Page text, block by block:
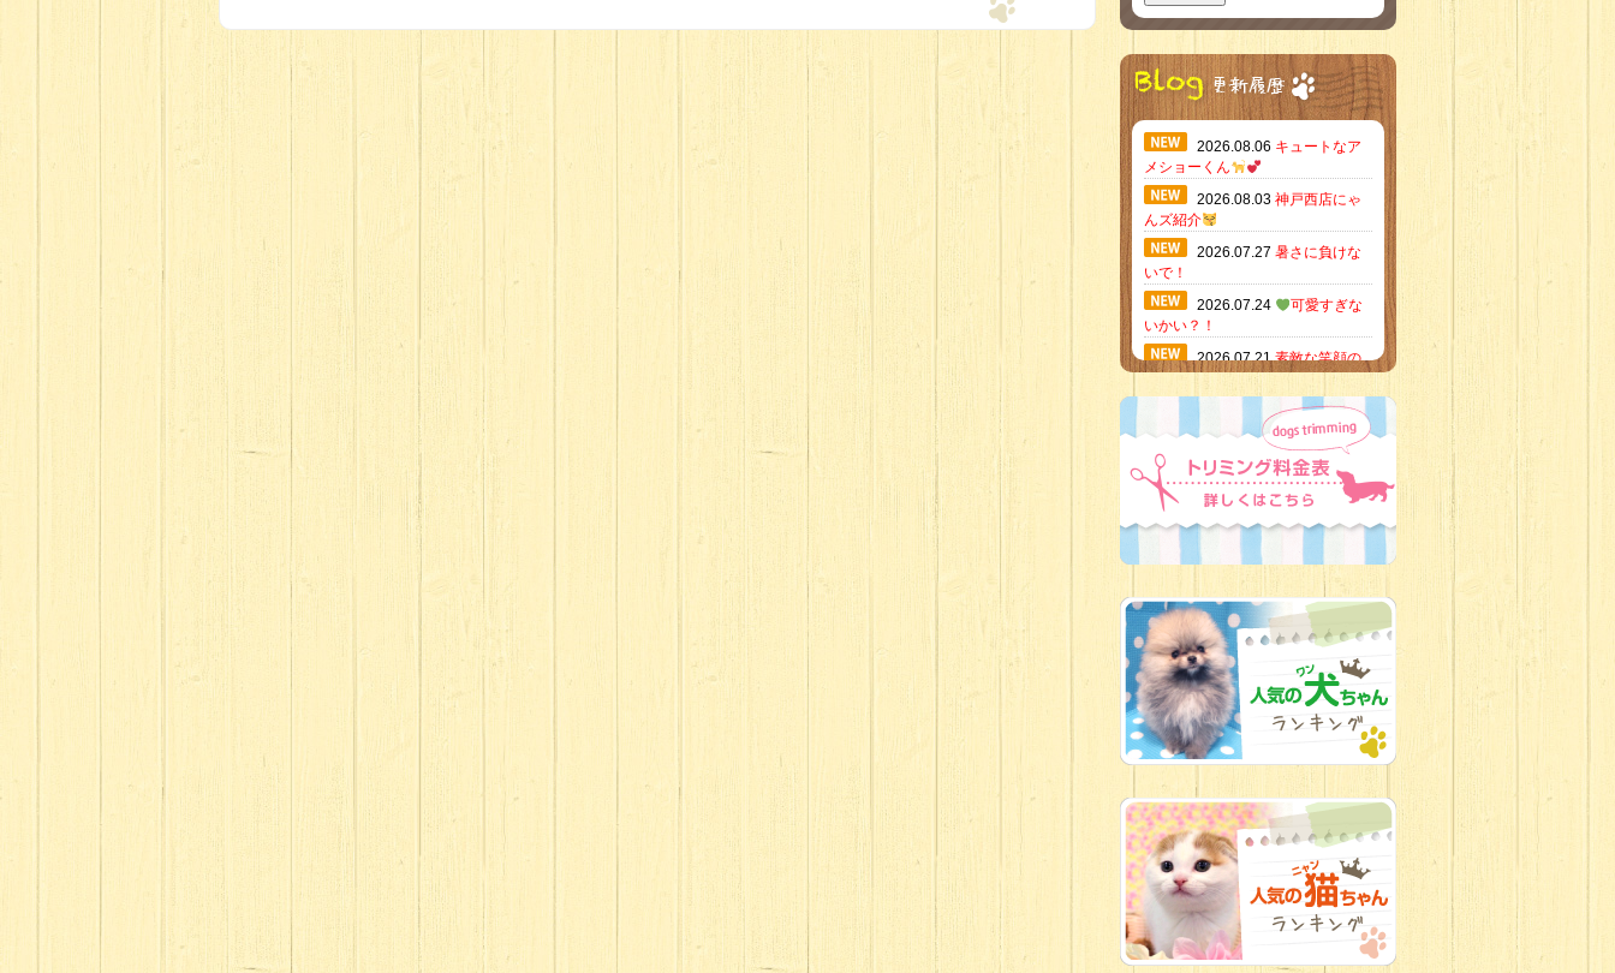
2026.08.06 キュートなア
メショーくん
2026.08.03 神戸西店にゃ
んズ紹介
2026.07.27 暑さに負けな
いで！
2026.07.24
可愛すぎな
いかい？！
2026.07.21素敵な笑顔の
当店のイチオ
シにゃんこ
2026.07.15
ミニチュア
ピンシャーのご紹介
2026.07.09加古川店：可
2026.07.06 新入生紹介
2026.07.03
ちびっこワン
コ
2026.07.01ダラダラな猫
スタッフ
新入生
2026.06.24
人懐っこすぎ
なわんちゃんず
2026.06.21
転入生のご紹
介(*ﾉωﾉ)